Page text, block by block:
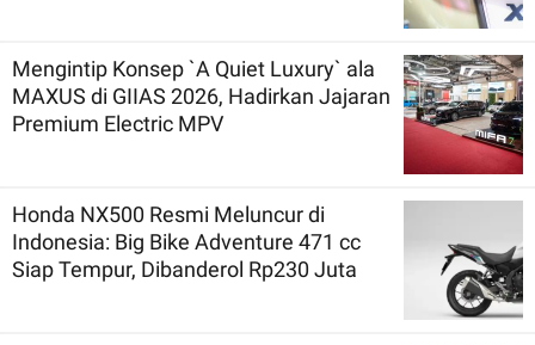
Mengintip Konsep `A Quiet Luxury` ala
MAXUS di GIIAS 2026, Hadirkan Jajaran
Premium Electric MPV
Honda NX500 Resmi Meluncur di
Indonesia: Big Bike Adventure 471 cc
Siap Tempur, Dibanderol Rp230 Juta